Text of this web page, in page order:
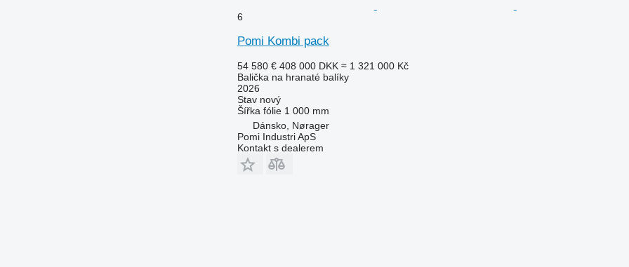
6
Pomi Kombi pack
54 580 € 408 000 DKK ≈ 1 321 000 Kč
Balička na hranaté balíky
2026
Stavnový
Šířka fólie 1 000 mm
Dánsko, Nørager
Pomi Industri ApS
Kontakt s dealerem